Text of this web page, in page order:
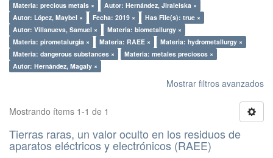
Materia: precious metals ×
Autor: Hernández, Jiraleiska ×
Autor: López, Maybel ×
Fecha: 2019 ×
Has File(s): true ×
Autor: Villanueva, Samuel ×
Materia: biometallurgy ×
Materia: pirometalurgia ×
Materia: RAEE ×
Materia: hydrometallurgy ×
Materia: dangerous substances ×
Materia: metales preciosos ×
Autor: Hernández, Magaly ×
Mostrar filtros avanzados
Mostrando ítems 1-1 de 1
Tierras raras, un valor oculto en los residuos de
aparatos eléctricos y electrónicos (RAEE)